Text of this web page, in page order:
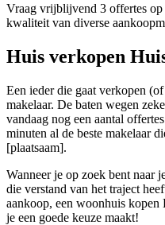
Vraag vrijblijvend 3 offertes
kwaliteit van diverse
Huis verkopen
Een ieder die gaat verkopen
makelaar. De baten wegen
vandaag nog een aantal
minuten al de beste makelaar
[plaatsaam].
Wanneer je op zoek bent naar
die verstand van het traject
aankoop, een woonhuis
je een goede keuze maakt!